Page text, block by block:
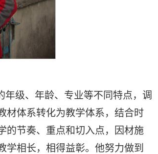
级、年龄、专业等不同特点，调
材体系转化为教学体系，结合时
的节奏、重点和切入点，因材施
学相长，相得益彰。他努力做到